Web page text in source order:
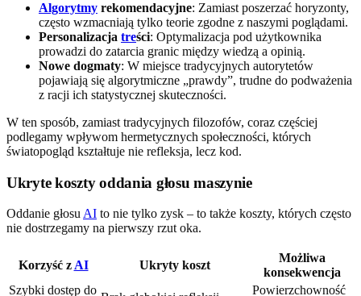
Algorytmy rekomendacyjne: Zamiast poszerzać horyzonty,
często wzmacniają tylko teorie zgodne z naszymi poglądami.
Personalizacja treści: Optymalizacja pod użytkownika
prowadzi do zatarcia granic między wiedzą a opinią.
Nowe dogmaty: W miejsce tradycyjnych autorytetów
pojawiają się algorytmiczne „prawdy”, trudne do podważenia
z racji ich statystycznej skuteczności.
W ten sposób, zamiast tradycyjnych filozofów, coraz częściej
podlegamy wpływom hermetycznych społeczności, których
światopogląd kształtuje nie refleksja, lecz kod.
Ukryte koszty oddania głosu maszynie
Oddanie głosuAI to nie tylko zysk – to także koszty, których często
nie dostrzegamy na pierwszy rzut oka.
Korzyść zAI Ukryty koszt
Możliwa
konsekwencja
Szybki dostęp do
Powierzchowność